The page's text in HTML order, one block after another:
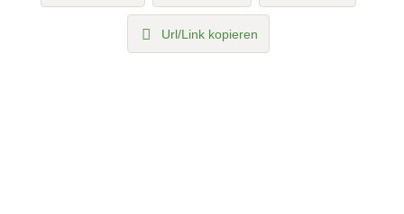
Url/Link kopieren